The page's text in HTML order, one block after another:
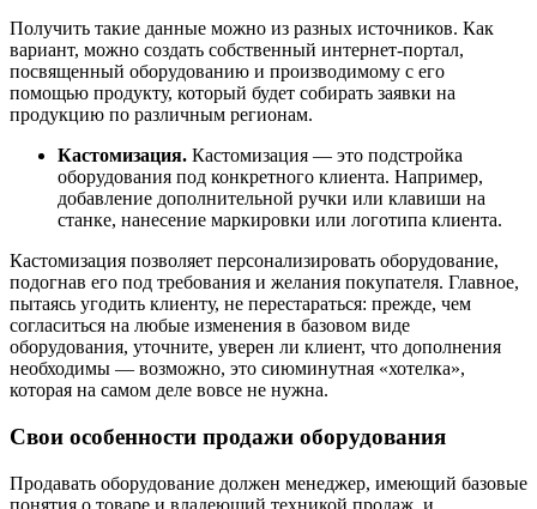
Получить такие данные можно из разных источников. Как
вариант, можно создать собственный интернет-портал,
посвященный оборудованию и производимому с его
помощью продукту, который будет собирать заявки на
продукцию по различным регионам.
Кастомизация. Кастомизация — это подстройка
оборудования под конкретного клиента. Например,
добавление дополнительной ручки или клавиши на
станке, нанесение маркировки или логотипа клиента.
Кастомизация позволяет персонализировать оборудование,
подогнав его под требования и желания покупателя. Главное,
пытаясь угодить клиенту, не перестараться: прежде, чем
согласиться на любые изменения в базовом виде
оборудования, уточните, уверен ли клиент, что дополнения
необходимы — возможно, это сиюминутная «хотелка»,
которая на самом деле вовсе не нужна.
Свои особенности продажи оборудования
Продавать оборудование должен менеджер, имеющий базовые
понятия о товаре и владеющий техникой продаж, и